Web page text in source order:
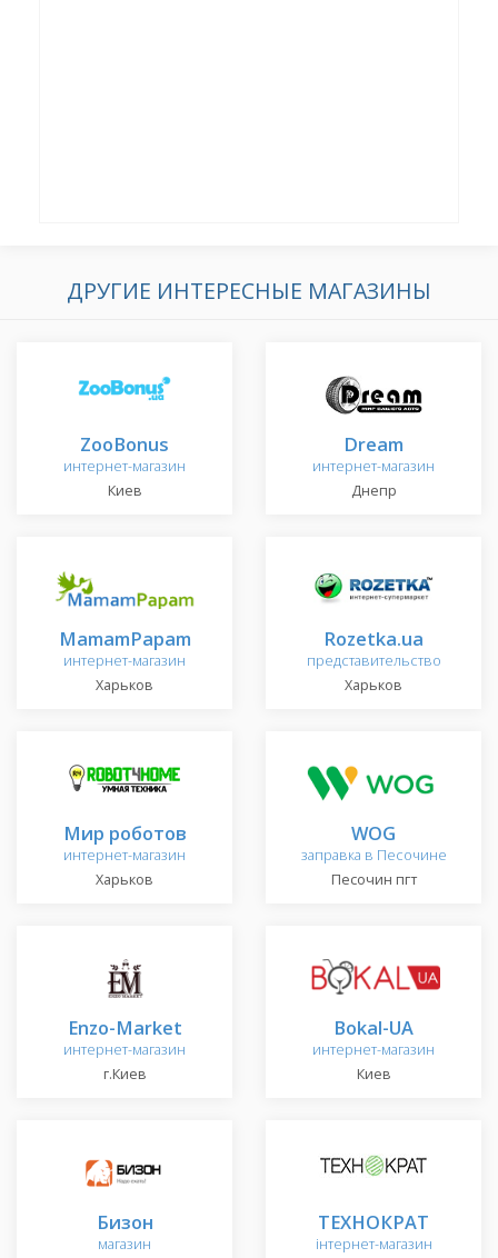
ДРУГИЕ ИНТЕРЕСНЫЕ МАГАЗИНЫ
ZooBonus
интернет-магазин
Киев
Dream
интернет-магазин
Днепр
MamamPapam
интернет-магазин
Харьков
Rozetka.ua
представительство
Харьков
Мир роботов
интернет-магазин
Харьков
WOG
заправка в Песочине
Песочин пгт
Enzo-Market
интернет-магазин
г.Киев
Bokal-UA
интернет-магазин
Киев
Бизон
магазин
ТЕХНОКРАТ
інтернет-магазин